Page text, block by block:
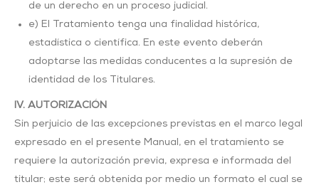
de un derecho en un proceso judicial.
e) El Tratamiento tenga una finalidad histórica,
estadística o científica. En este evento deberán
adoptarse las medidas conducentes a la supresión de
identidad de los Titulares.
IV. AUTORIZACIÓN
Sin perjuicio de las excepciones previstas en el marco legal
expresado en el presente Manual, en el tratamiento se
requiere la autorización previa, expresa e informada del
titular; este será obtenida por medio un formato el cual se